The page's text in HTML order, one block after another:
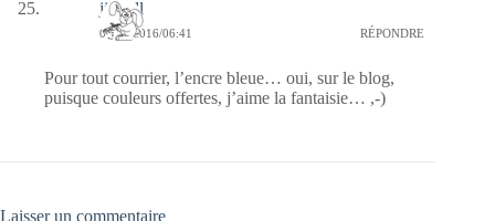
jill bill
08/08/2016/06:41 RÉPONDRE
Pour tout courrier, l’encre bleue… oui, sur le blog,
puisque couleurs offertes, j’aime la fantaisie… ,-)
Laisser un commentaire